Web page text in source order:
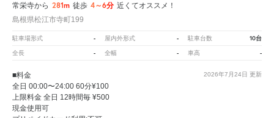
常栄寺から 281m 徒歩 4～6分 近くてオススメ！
島根県松江市寺町199
駐車場形式 - 屋内外形式 - 駐車台数 10台
全長 - 全幅 - 車高 -
2026年7月24日 更新
■料金
全日 00:00〜24:00 60分¥100
上限料金 全日 12時間毎 ¥500
現金使用可